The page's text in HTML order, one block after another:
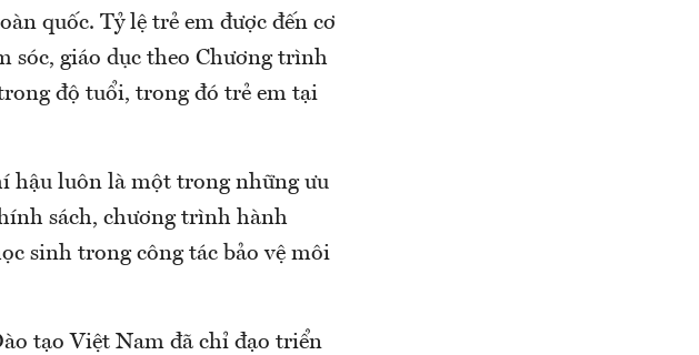
quốc. Tỷ lệ trẻ em được đến cơ
sóc, giáo dục theo Chương trình
độ tuổi, trong đó trẻ em tại
hậu luôn là một trong những ưu
sách, chương trình hành
sinh trong công tác bảo vệ môi
tạo Việt Nam đã chỉ đạo triển